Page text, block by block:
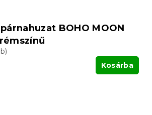
BOHO MOON
Kosárba